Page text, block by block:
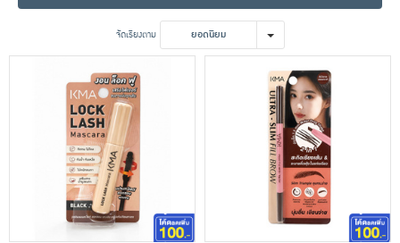
ขนมขบเคี้ยว และช็อคโกแลต
อาหารสด ผัก ผลไม้และเบเกอรี่
จัดเรียงตาม ยอดนิยม